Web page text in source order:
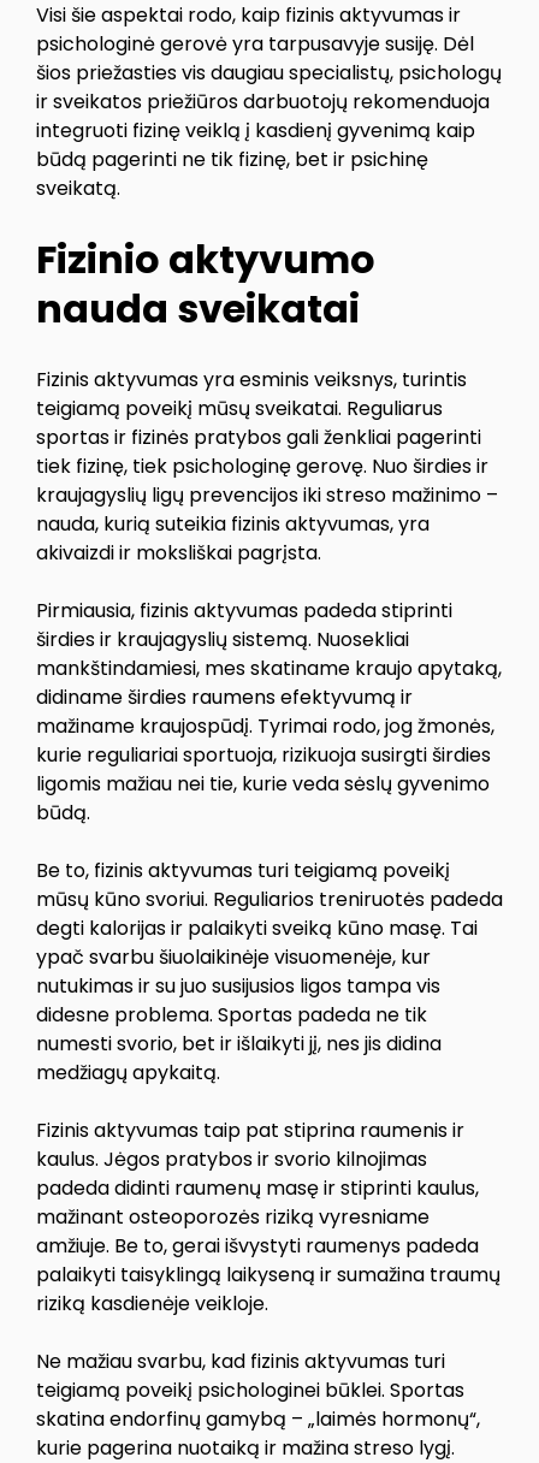
Visi šie aspektai rodo, kaip fizinis aktyvumas ir
psichologinė gerovė yra tarpusavyje susiję. Dėl
šios priežasties vis daugiau specialistų, psichologų
ir sveikatos priežiūros darbuotojų rekomenduoja
integruoti fizinę veiklą į kasdienį gyvenimą kaip
būdą pagerinti ne tik fizinę, bet ir psichinę
sveikatą.
Fizinio aktyvumo
nauda sveikatai
Fizinis aktyvumas yra esminis veiksnys, turintis
teigiamą poveikį mūsų sveikatai. Reguliarus
sportas ir fizinės pratybos gali ženkliai pagerinti
tiek fizinę, tiek psichologinę gerovę. Nuo širdies ir
kraujagyslių ligų prevencijos iki streso mažinimo –
nauda, kurią suteikia fizinis aktyvumas, yra
akivaizdi ir moksliškai pagrįsta.
Pirmiausia, fizinis aktyvumas padeda stiprinti
širdies ir kraujagyslių sistemą. Nuosekliai
mankštindamiesi, mes skatiname kraujo apytaką,
didiname širdies raumens efektyvumą ir
mažiname kraujospūdį. Tyrimai rodo, jog žmonės,
kurie reguliariai sportuoja, rizikuoja susirgti širdies
ligomis mažiau nei tie, kurie veda sėslų gyvenimo
būdą.
Be to, fizinis aktyvumas turi teigiamą poveikį
mūsų kūno svoriui. Reguliarios treniruotės padeda
degti kalorijas ir palaikyti sveiką kūno masę. Tai
ypač svarbu šiuolaikinėje visuomenėje, kur
nutukimas ir su juo susijusios ligos tampa vis
didesne problema. Sportas padeda ne tik
numesti svorio, bet ir išlaikyti jį, nes jis didina
medžiagų apykaitą.
Fizinis aktyvumas taip pat stiprina raumenis ir
kaulus. Jėgos pratybos ir svorio kilnojimas
padeda didinti raumenų masę ir stiprinti kaulus,
mažinant osteoporozės riziką vyresniame
amžiuje. Be to, gerai išvystyti raumenys padeda
palaikyti taisyklingą laikyseną ir sumažina traumų
riziką kasdienėje veikloje.
Ne mažiau svarbu, kad fizinis aktyvumas turi
teigiamą poveikį psichologinei būklei. Sportas
skatina endorfinų gamybą – „laimės hormonų“,
kurie pagerina nuotaiką ir mažina streso lygį.